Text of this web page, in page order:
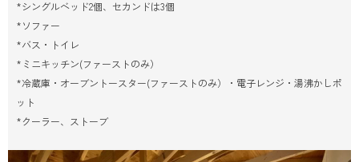
*シングルベッド2個、セカンドは3個
*ソファー
*バス・トイレ
*ミニキッチン(ファーストのみ）
*冷蔵庫・オーブントースター(ファーストのみ）・電子レンジ・湯沸かしポ
ット
*クーラー、ストーブ